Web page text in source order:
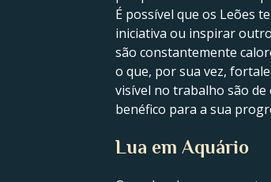
É possível que os Leões
iniciativa ou inspirar
são constantemente
o que, por sua vez,
visível no trabalho são
benéfico para a sua
Lua em Aquário